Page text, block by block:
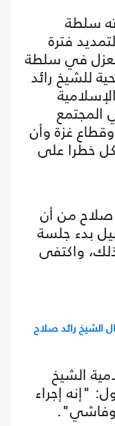
سلطة
فترة
في سلطة
للشيخ رائد
المجتمع
غزة وأن
خطرا على
من أن
بدء جلسة
واكتفى
الشيخ رائد صلاح
الشيخ
"إنه إجراء